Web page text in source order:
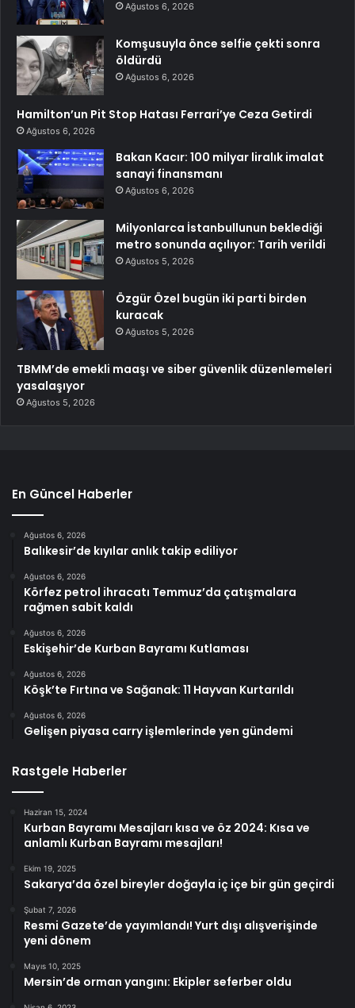
Ağustos 6, 2026
Komşusuyla önce selfie çekti sonra
öldürdü
Ağustos 6, 2026
Hamilton’un Pit Stop Hatası Ferrari’ye Ceza Getirdi
Ağustos 6, 2026
Bakan Kacır: 100 milyar liralık imalat
sanayi finansmanı
Ağustos 6, 2026
Milyonlarca İstanbullunun beklediği
metro sonunda açılıyor: Tarih verildi
Ağustos 5, 2026
Özgür Özel bugün iki parti birden
kuracak
Ağustos 5, 2026
TBMM’de emekli maaşı ve siber güvenlik düzenlemeleri
yasalaşıyor
Ağustos 5, 2026
En Güncel Haberler
Ağustos 6, 2026
Balıkesir’de kıyılar anlık takip ediliyor
Ağustos 6, 2026
Körfez petrol ihracatı Temmuz’da çatışmalara
rağmen sabit kaldı
Ağustos 6, 2026
Eskişehir’de Kurban Bayramı Kutlaması
Ağustos 6, 2026
Köşk’te Fırtına ve Sağanak: 11 Hayvan Kurtarıldı
Ağustos 6, 2026
Gelişen piyasa carry işlemlerinde yen gündemi
Rastgele Haberler
Haziran 15, 2024
Kurban Bayramı Mesajları kısa ve öz 2024: Kısa ve
anlamlı Kurban Bayramı mesajları!
Ekim 19, 2025
Sakarya’da özel bireyler doğayla iç içe bir gün geçirdi
Şubat 7, 2026
Resmi Gazete’de yayımlandı! Yurt dışı alışverişinde
yeni dönem
Mayıs 10, 2025
Mersin’de orman yangını: Ekipler seferber oldu